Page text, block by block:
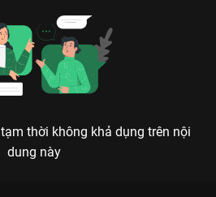
thời không khả dụng trên nội
dung này